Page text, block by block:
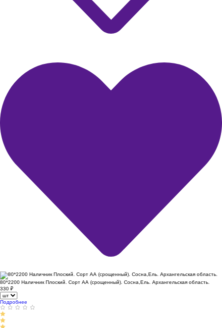
80*2200 Наличник Плоский. Сорт АА (срощенный). Сосна,Ель. Архангельская область.
330 ₽
Подробнее